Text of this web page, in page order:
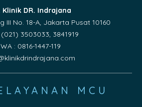
Klinik DR. Indrajana
III No. 18-A, Jakarta Pusat 10160
3503033, 3841919
WA : 0816-1447-119
MCU